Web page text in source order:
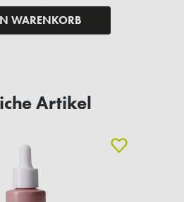
WARENKORB
Artikel